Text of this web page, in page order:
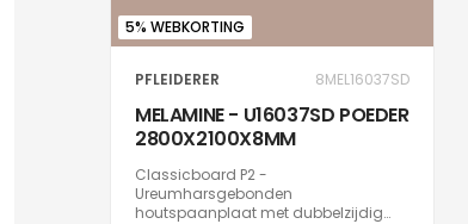
5% WEBKORTING
PFLEIDERER 8MEL16037SD
MELAMINE - U16037SD POEDER
2800X2100X8MM
Classicboard P2 -
Ureumharsgebonden
houtspaanplaat met dubbelzijdig